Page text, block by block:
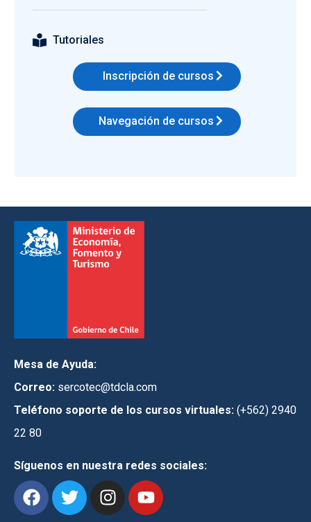
Tutoriales
Inscripción de cursos
Navegación de cursos
Mesa de Ayuda:
Correo: sercotec@tdcla.com
Teléfono soporte de los cursos virtuales: (+562) 2940
22 80
Síguenos en nuestra redes sociales: